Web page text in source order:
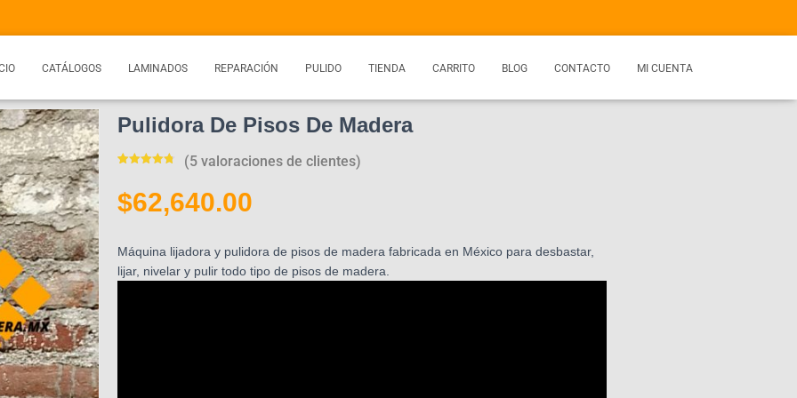
CATÁLOGOS LAMINADOS REPARACIÓN PULIDO TIENDA CARRITO BLOG CONTACTO MI CUENTA
Pulidora De Pisos De Madera
5 en base
a
valoracione
(5valoraciones de clientes)
$62,640.00
Máquina lijadora y pulidora de pisos de madera fabricada en México para desbastar,
lijar, nivelar y pulir todo tipo de pisos de madera.